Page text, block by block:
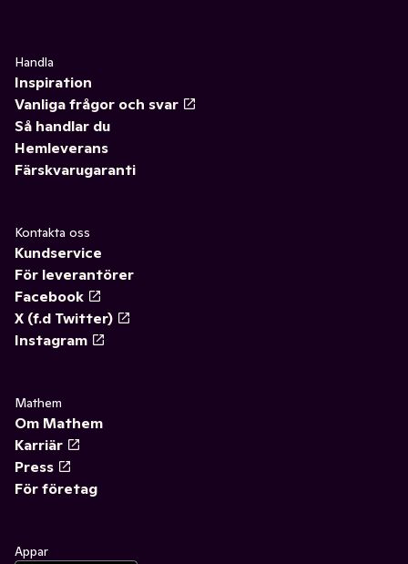
✓ Övrig fisk
✓ Rödspätta
Handla
Inspiration
Vanliga frågor och svar
Så handlar du
Hemleverans
Färskvarugaranti
Kontakta oss
Kundservice
För leverantörer
Facebook
X (f.d Twitter)
Instagram
Mathem
Om Mathem
Karriär
Press
För företag
Appar